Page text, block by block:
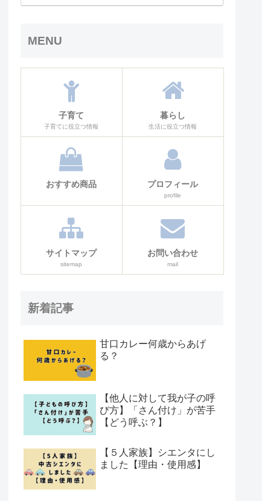
MENU
子育て
子育てに役立つ情報
暮らし
生活に役立つ情報
おすすめ商品 プロフィール
profile
サイトマップ
sitemap
お問い合わせ
mail
新着記事
甘口カレー何歳からあげ
る？
【他人に対して我が子の呼
び方】「さん付け」が苦手
【どう呼ぶ？】
【５人家族】シエンタにし
ました【理由・使用感】